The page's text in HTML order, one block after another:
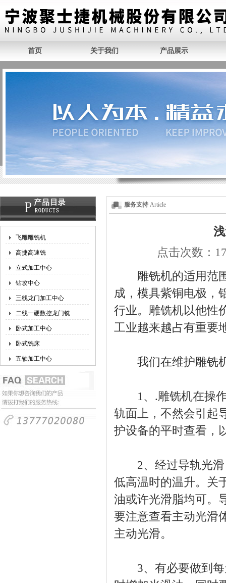
首页 关于我们 产品展示
飞雕雕铣机
高捷高速铣
立式加工中心
钻攻中心
三线龙门加工中心
二线一硬数控龙门铣
卧式加工中心
卧式铣床
五轴加工中心
服务支持 Article
点击次数：
雕铣机的适用范围
成，模具紫铜电极，
行业。雕铣机以他性
工业越来越占有重要
我们在维护雕铣机
1、.雕铣机在操作
轨面上，不然会引起
护设备的平时查看，
2、经过导轨光滑
低高温时的温升。关
油或许光滑脂均可。
要注意查看主动光滑
主动光滑。
3、有必要做到每